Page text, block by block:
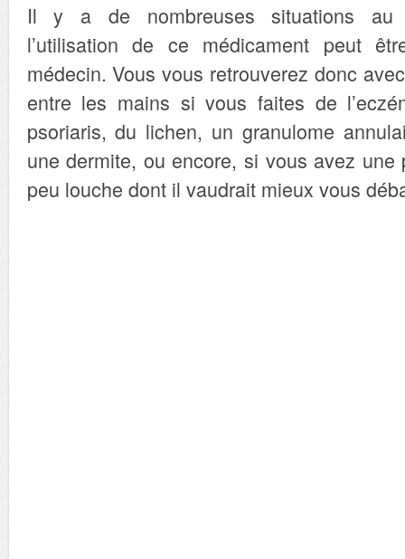
Il y a de nombreuses situations au
l’utilisation de ce médicament peut
médecin. Vous vous retrouverez donc
entre les mains si vous faites de
psoriaris, du lichen, un granulome
une dermite, ou encore, si vous avez une
peu louche dont il vaudrait mieux vous